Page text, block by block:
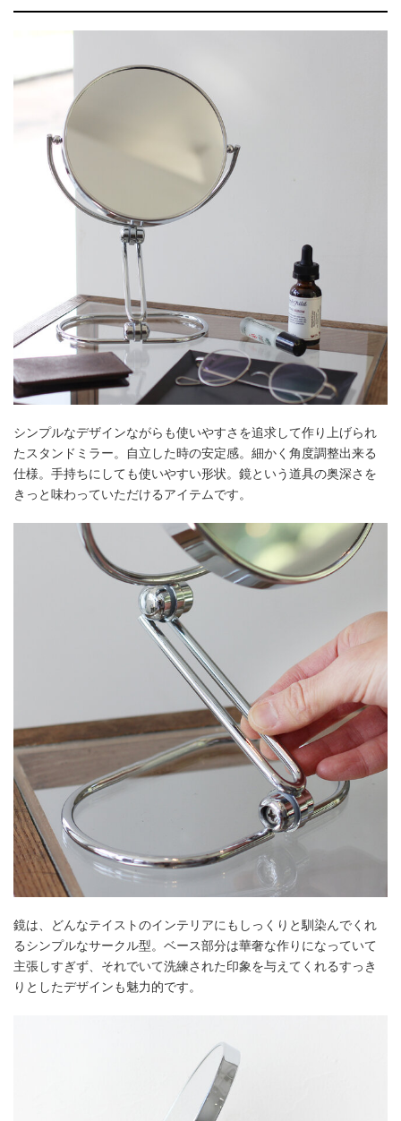
シンプルなデザインながらも使いやすさを追求して作り上げられ
たスタンドミラー。自立した時の安定感。細かく角度調整出来る
仕様。手持ちにしても使いやすい形状。鏡という道具の奥深さを
きっと味わっていただけるアイテムです。
鏡は、どんなテイストのインテリアにもしっくりと馴染んでくれ
るシンプルなサークル型。ベース部分は華奢な作りになっていて
主張しすぎず、それでいて洗練された印象を与えてくれるすっき
りとしたデザインも魅力的です。